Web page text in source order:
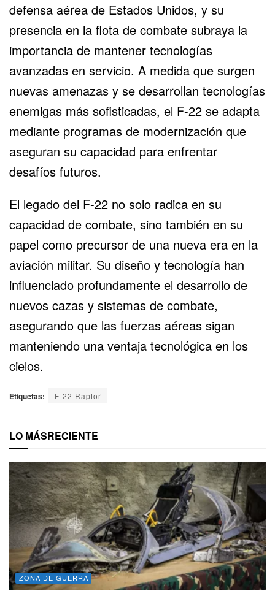
defensa aérea de Estados Unidos, y su
presencia en la flota de combate subraya la
importancia de mantener tecnologías
avanzadas en servicio. A medida que surgen
nuevas amenazas y se desarrollan tecnologías
enemigas más sofisticadas, el F-22 se adapta
mediante programas de modernización que
aseguran su capacidad para enfrentar
desafíos futuros.
El legado del F-22 no solo radica en su
capacidad de combate, sino también en su
papel como precursor de una nueva era en la
aviación militar. Su diseño y tecnología han
influenciado profundamente el desarrollo de
nuevos cazas y sistemas de combate,
asegurando que las fuerzas aéreas sigan
manteniendo una ventaja tecnológica en los
cielos.
Etiquetas: F-22 Raptor
LO MÁSRECIENTE
ZONA DE GUERRA